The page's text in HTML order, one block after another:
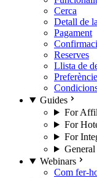
Cerca
Detall de
Pagament
Reserves
Llista de
Guides
For
For
For
General
Webinars
Com fer-